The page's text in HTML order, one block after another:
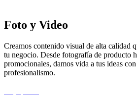
Foto y Video
Creamos contenido visual de alta calidad
tu negocio. Desde fotografía de producto
promocionales, damos vida a tus ideas
profesionalismo.